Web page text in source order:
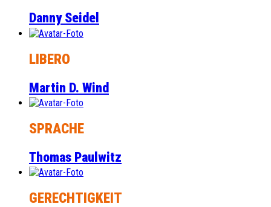
Danny Seidel
LIBERO
Martin D. Wind
SPRACHE
Thomas Paulwitz
GERECHTIGKEIT